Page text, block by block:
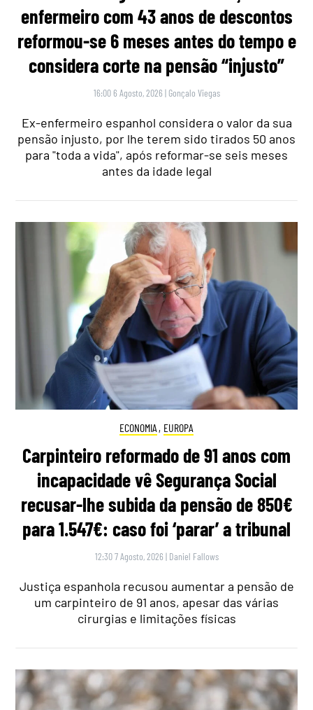
enfermeiro com 43 anos de descontos
reformou-se 6 meses antes do tempo e
considera corte na pensão “injusto”
16:00 6 Agosto, 2026 | Gonçalo Viegas
Ex-enfermeiro espanhol considera o valor da sua
pensão injusto, por lhe terem sido tirados 50 anos
para "toda a vida", após reformar-se seis meses
antes da idade legal
ECONOMIA , EUROPA
Carpinteiro reformado de 91 anos com
incapacidade vê Segurança Social
recusar-lhe subida da pensão de 850€
para 1.547€: caso foi ‘parar’ a tribunal
12:30 7 Agosto, 2026 | Daniel Fallows
Justiça espanhola recusou aumentar a pensão de
um carpinteiro de 91 anos, apesar das várias
cirurgias e limitações físicas